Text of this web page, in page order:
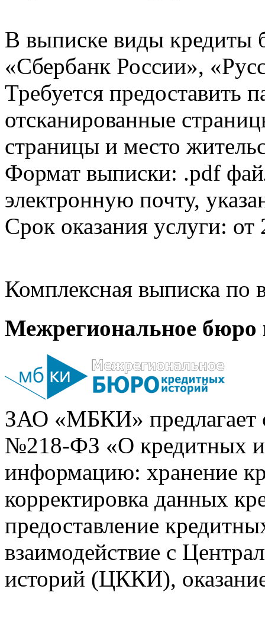
В выписке виды кредиты
«Сбербанк России»,
Требуется предоставить
отсканированные
страницы и место
Формат выписки: .pdf
электронную почту,
Срок оказания услуги: от
Комплексная выписка
Межрегиональное бюро
ЗАО «МБКИ» предлагает
№218-ФЗ «О кредитных
информацию: хранение
корректировка данных
предоставление
взаимодействие с
историй (ЦККИ),